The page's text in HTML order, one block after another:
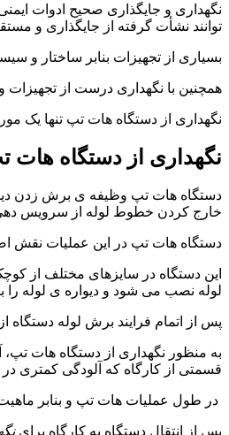
نگهداری و جایگذاری صحیح ادوات
توانند نشأت گرفته از جایگذاری و
بسیاری از تجهیزات بنابر ساختار و
همچنین با نگهداری درست از تجهیزات
نگهداری از دستگاه هات تپ تنها یک
نگهداری از دستگاه هات
دستگاه هات تپ وظیفه ی برش زدن
خارج کردن خطوط لوله از سرویس دهی
دستگاه هات تپ در این عملیات نقش
این دستگاه در سایزهای مختلف از
لوله نصب می شود و دیواره ی لوله
پس از اتمام فرایند برش لوله
به منظور نگهداری از دستگاه هات تپ،
قسمتی از کارگاه که آلودگی کمتری
در طول عملیات هات تپ و بنابر
پس از انتقال دستگاه به کارگاه برای